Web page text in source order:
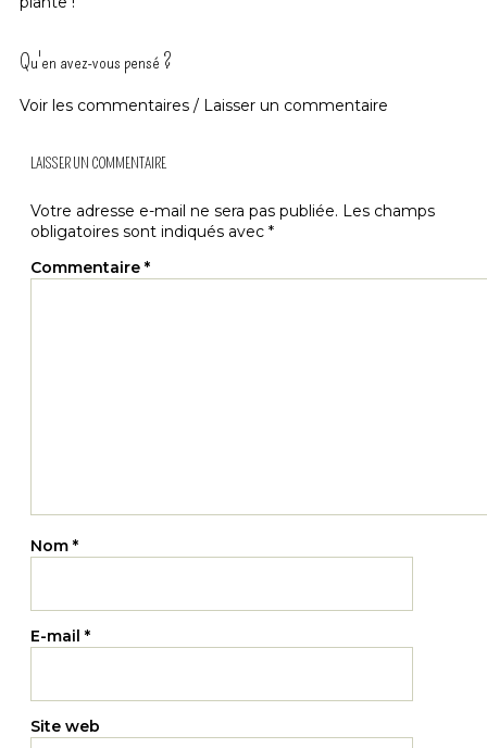
Qu'en avez-vous pensé ?
Voir les commentaires / Laisser un commentaire
LAISSER UN COMMENTAIRE
Votre adresse e-mail ne sera pas publiée. Les champs
obligatoires sont indiqués avec *
Commentaire *
Nom *
E-mail *
Site web